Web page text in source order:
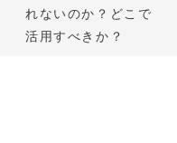
れないのか？どこで
活用すべきか？